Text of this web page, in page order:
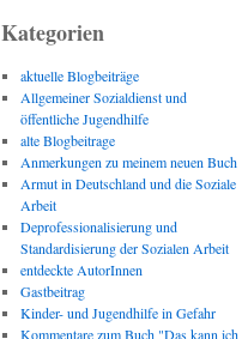
Kategorien
aktuelle Blogbeiträge
Allgemeiner Sozialdienst und
öffentliche Jugendhilfe
alte Blogbeitrage
Anmerkungen zu meinem neuen Buch
Armut in Deutschland und die Soziale
Arbeit
Deprofessionalisierung und
Standardisierung der Sozialen Arbeit
entdeckte AutorInnen
Gastbeitrag
Kinder- und Jugendhilfe in Gefahr
Kommentare zum Buch "Das kann ich